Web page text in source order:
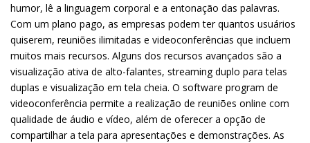
humor, lê a linguagem corporal e a entonação das palavras.
Com um plano pago, as empresas podem ter quantos usuários
quiserem, reuniões ilimitadas e videoconferências que incluem
muitos mais recursos. Alguns dos recursos avançados são a
visualização ativa de alto-falantes, streaming duplo para telas
duplas e visualização em tela cheia. O software program de
videoconferência permite a realização de reuniões online com
qualidade de áudio e vídeo, além de oferecer a opção de
compartilhar a tela para apresentações e demonstrações. As